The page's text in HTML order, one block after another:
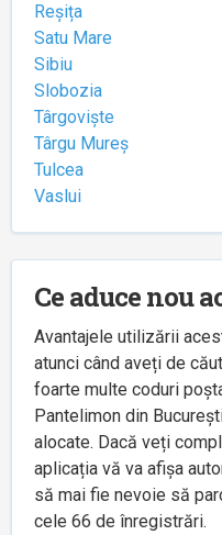
Reșița
Satu Mare
Sibiu
Slobozia
Târgoviște
Târgu Mureș
Tulcea
Vaslui
Ce aduce nou
Avantajele utilizării
atunci când aveți de
foarte multe coduri
Pantelimon din
alocate. Dacă veți
aplicația vă va afișa
să mai fie nevoie să
cele 66 de înregistrări.